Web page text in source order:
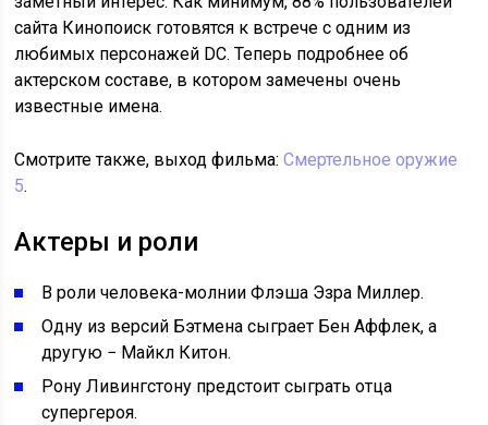
сайта Кинопоиск готовятся к встрече с одним из
любимых персонажей DC. Теперь подробнее об
актерском составе, в котором замечены очень
известные имена.
Смотрите также, выход фильма:Смертельное оружие
5.
Актеры и роли
В роли человека-молнии Флэша Эзра Миллер.
Одну из версий Бэтмена сыграет Бен Аффлек, а
другую − Майкл Китон.
Рону Ливингстону предстоит сыграть отца
супергероя.